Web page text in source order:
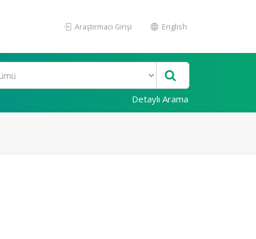
Araştırmacı Girişi English
Detaylı Arama